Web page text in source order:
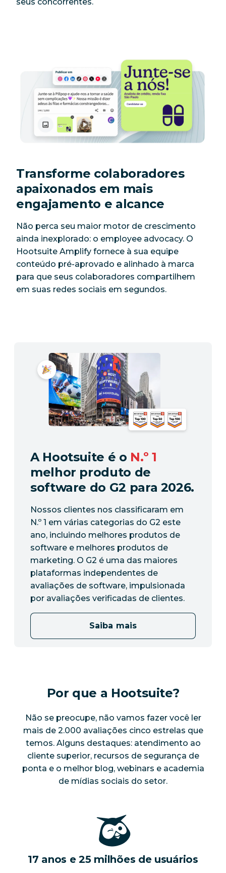
Transforme colaboradores
apaixonados em mais
engajamento e alcance
Não perca seu maior motor de crescimento
ainda inexplorado: o employee advocacy. O
Hootsuite Amplify fornece à sua equipe
conteúdo pré-aprovado e alinhado à marca
para que seus colaboradores compartilhem
em suas redes sociais em segundos.
A Hootsuite é o N.º 1
melhor produto de
software do G2 para 2026.
Nossos clientes nos classificaram em
N.º 1 em várias categorias do G2 este
ano, incluindo melhores produtos de
software e melhores produtos de
marketing. O G2 é uma das maiores
plataformas independentes de
avaliações de software, impulsionada
por avaliações verificadas de clientes.
Saiba mais
Por que a Hootsuite?
Não se preocupe, não vamos fazer você ler
mais de 2.000 avaliações cinco estrelas que
temos. Alguns destaques: atendimento ao
cliente superior, recursos de segurança de
ponta e o melhor blog, webinars e academia
de mídias sociais do setor.
17 anos e 25 milhões de usuários